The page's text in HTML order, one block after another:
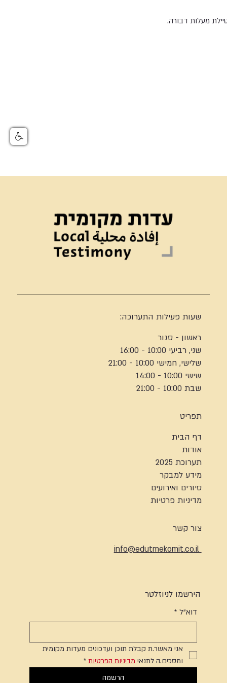
מעלות דבורה.
שעות פעילות התערוכה:
ראשון - סגור
שני, רביעי 10:00 - 16:00
שלישי, חמישי 10:00 - 21:00
שישי 10:00 - 14:00
שבת 10:00 - 21:00
תפריט
דף הבית
אודות
תערוכת 2025
מידע למבקר
סיורים ואירועים
מדיניות פרטיות
צור קשר
info@edutmekomit.co.il
הירשמו לניוזלטר
דוא"ל *
אני מאשר.ת קבלת תוכן ועדכונים מעדות מקומית
ומסכים.ה לתנאי מדיניות הפרטיות *
הרשמה